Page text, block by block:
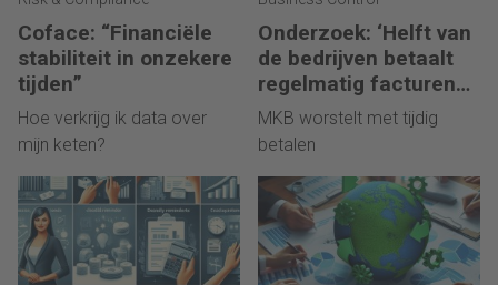
Coface: “Financiële
stabiliteit in onzekere
tijden”
Hoe verkrijg ik data over
mijn keten?
Onderzoek: ‘Helft van
de bedrijven betaalt
regelmatig facturen
te laat’
MKB worstelt met tijdig
betalen